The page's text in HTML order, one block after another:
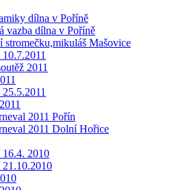
dílna v Poříně
vazba dílna v Poříně
stromečku,mikuláš Mašovice
2011
2011 Pořín
2011 Dolní Hořice
2010